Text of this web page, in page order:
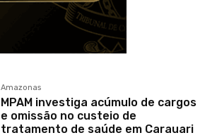
Amazonas
MPAM investiga acúmulo de cargos
e omissão no custeio de
tratamento de saúde em Carauari